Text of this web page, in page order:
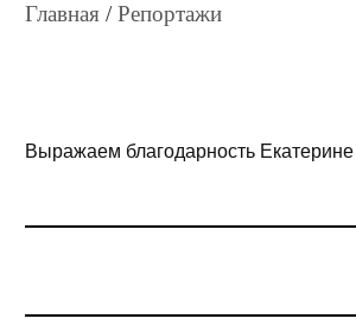
Главная /Репортажи
Выражаем благодарность